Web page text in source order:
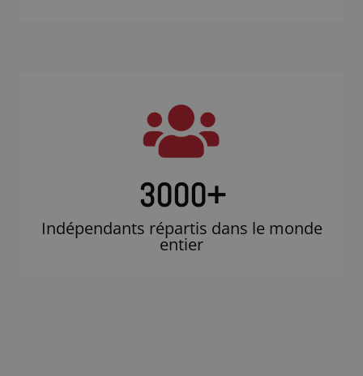
3000+
Indépendants répartis dans le monde
entier